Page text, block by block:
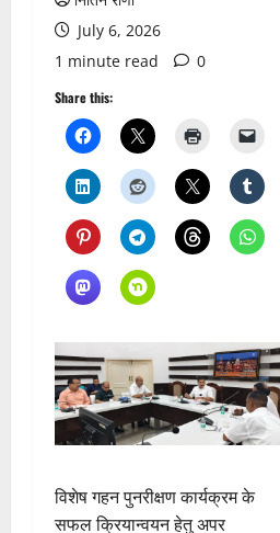
July 6, 2026
1 minute read
0
Share this:
विशेष गहन पुनरीक्षण कार्यक्रम के
सफल क्रियान्वयन हेतु अपर